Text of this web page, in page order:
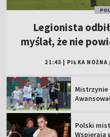
Legionista
myślał, że nie
21:43 PIŁKA NOŻNA
Mistrzynie
Polski
Wspierają